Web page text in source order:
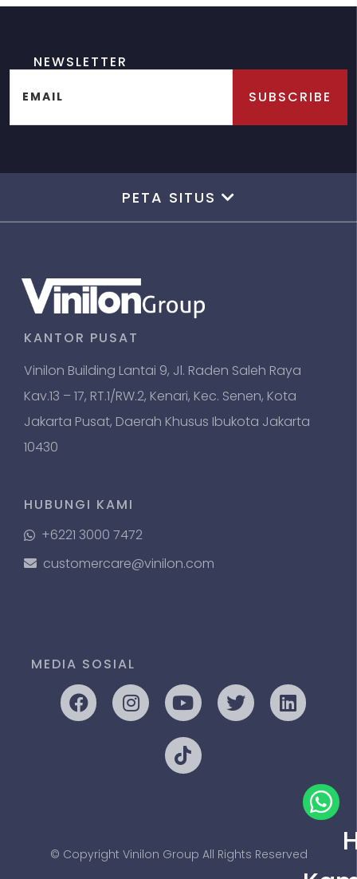
NEWSLETTER
EMAIL SUBSCRIBE
PETA SITUS
KANTOR PUSAT
Vinilon Building Lantai 9, Jl. Raden Saleh Raya
Kav.13 – 17, RT.1/RW.2, Kenari, Kec. Senen, Kota
Jakarta Pusat, Daerah Khusus Ibukota Jakarta
10430
HUBUNGI KAMI
+6221 3000 7472
customercare@vinilon.com
MEDIA SOSIAL
© Copyright Vinilon Group All Rights Reserved